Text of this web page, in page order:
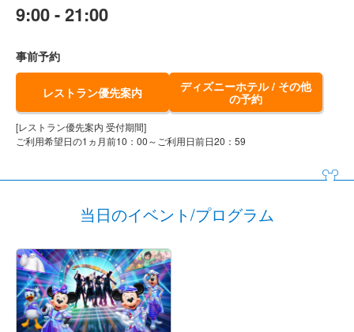
9:00 - 21:00
事前予約
レストラン優先案内
ディズニーホテル / その他
の予約
[レストラン優先案内 受付期間]
ご利用希望日の1ヵ月前10：00～ご利用日前日20：59
当日のイベント/プログラム